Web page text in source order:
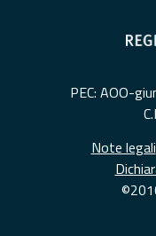
PEC: AOO-
Note legali